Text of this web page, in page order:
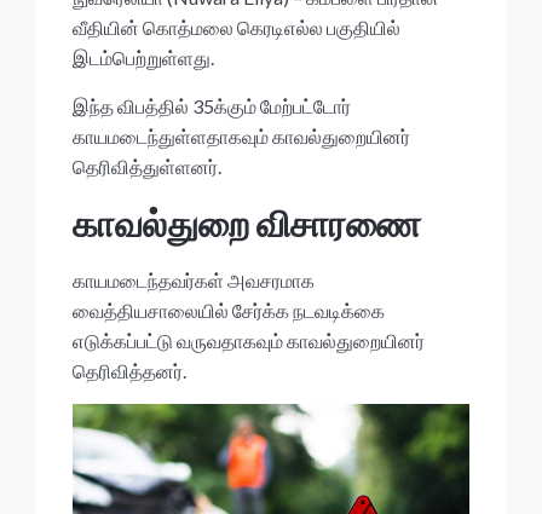
வீதியின் கொத்மலை கெரடிஎல்ல பகுதியில்
இடம்பெற்றுள்ளது.
இந்த விபத்தில் 35க்கும் மேற்பட்டோர்
காயமடைந்துள்ளதாகவும் காவல்துறையினர்
தெரிவித்துள்ளனர்.
காவல்துறை விசாரணை
காயமடைந்தவர்கள் அவசரமாக
வைத்தியசாலையில் சேர்க்க நடவடிக்கை
எடுக்கப்பட்டு வருவதாகவும் காவல்துறையினர்
தெரிவித்தனர்.